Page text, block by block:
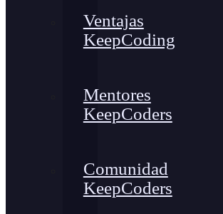
Ventajas
KeepCoding
Mentores
KeepCoders
Comunidad
KeepCoders